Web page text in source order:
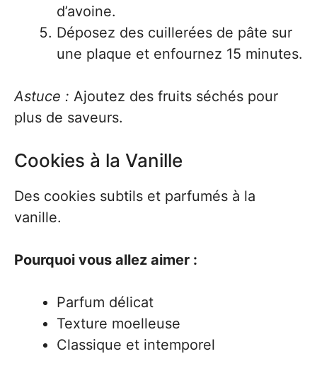
d’avoine.
Déposez des cuillerées de pâte sur
une plaque et enfournez 15 minutes.
Astuce : Ajoutez des fruits séchés pour
plus de saveurs.
Cookies à la Vanille
Des cookies subtils et parfumés à la
vanille.
Pourquoi vous allez aimer :
Parfum délicat
Texture moelleuse
Classique et intemporel